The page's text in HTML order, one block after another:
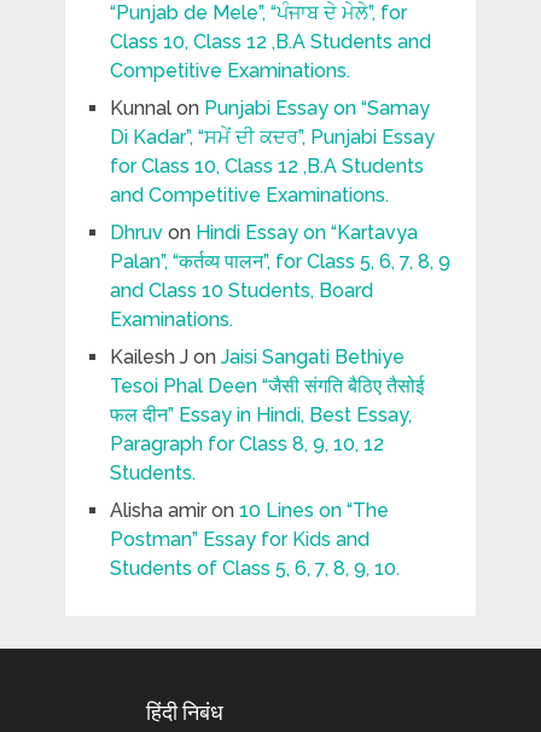
“Punjab de Mele”, “ਪੰਜਾਬ ਦੇ ਮੇਲੇ”, for
Class 10, Class 12 ,B.A Students and
Competitive Examinations.
Kunnalon Punjabi Essay on “Samay
Di Kadar”, “ਸਮੇਂ ਦੀ ਕਦਰ”, Punjabi Essay
for Class 10, Class 12 ,B.A Students
and Competitive Examinations.
Dhruvon Hindi Essay on “Kartavya
Palan”, “कर्तव्य पालन”, for Class 5, 6, 7, 8, 9
and Class 10 Students, Board
Examinations.
Kailesh Jon Jaisi Sangati Bethiye
Tesoi Phal Deen “जैसी संगति बैठिए तैसोई
फल दीन” Essay in Hindi, Best Essay,
Paragraph for Class 8, 9, 10, 12
Students.
Alisha amiron 10 Lines on “The
Postman” Essay for Kids and
Students of Class 5, 6, 7, 8, 9, 10.
हिंदी निबंध